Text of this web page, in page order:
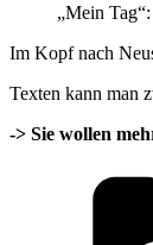
„Mein
Im Kopf nach
Texten kann man
-> Sie wollen